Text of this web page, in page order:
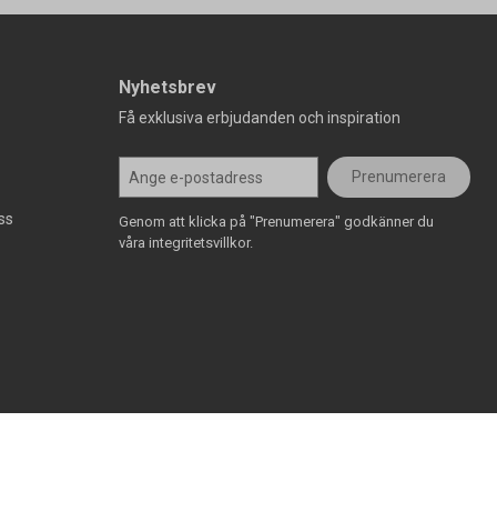
Nyhetsbrev
Få exklusiva erbjudanden och inspiration
Prenumerera
Genom att klicka på "Prenumerera" godkänner du
våra integritetsvillkor.